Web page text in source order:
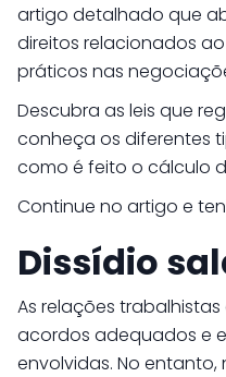
artigo detalhado que
direitos relacionados
práticos nas
Descubra as leis que
conheça os diferentes
como é feito o cálculo
Continue no artigo e
Dissídio
As relações
acordos adequados e
envolvidas. No entanto,